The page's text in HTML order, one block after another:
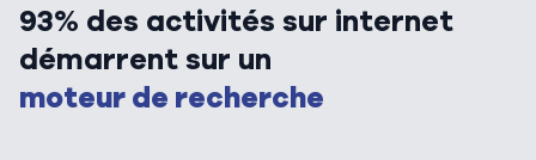
93% des activités sur internet
démarrent sur un
moteur de recherche